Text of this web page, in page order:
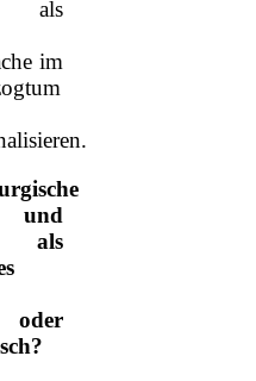
als
im
und
als
oder